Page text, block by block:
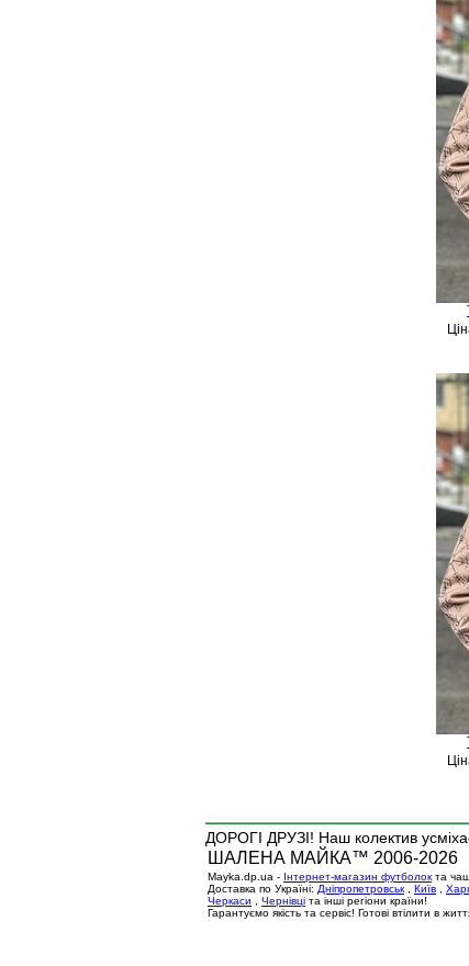
ДОРОГІ ДРУЗІ! Наш колектив
ШАЛЕНА МАЙКА™ 2006-2026
Mayka.dp.ua - Інтернет-магазин футболок та
Доставка по Україні: Дніпропетровськ Київ
Черкаси
Чернівці та інші регіони країни!
Гарантуємо якість та сервіс! Готові втілити в